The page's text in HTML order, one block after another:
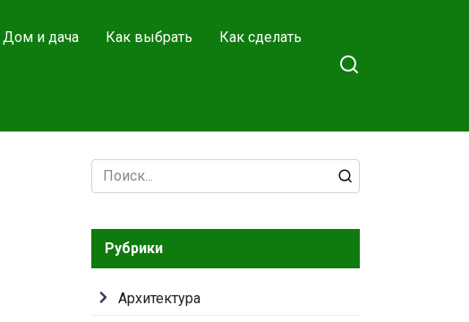
Дом и дача Как выбрать Как сделать
Search
for:
Рубрики
Архитектура